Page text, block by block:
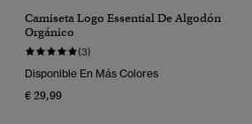
Camiseta Logo Essential De Algodón
Orgánico
(3)
Disponible En Más Colores
€ 29,99